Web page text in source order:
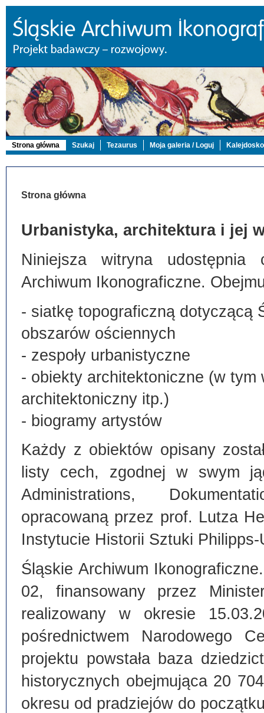
Strona główna Szukaj Tezaurus Moja galeria / Loguj
Strona główna
Urbanistyka, architektura i jej
Niniejsza witryna
Archiwum Ikonograficzne.
- siatkę topograficzną dotyczącą
obszarów ościennych
- zespoły urbanistyczne
- obiekty architektoniczne (w
architektoniczny itp.)
- biogramy artystów
Każdy z obiektów opisany
listy cech, zgodnej w swym
Administrations,
opracowaną przez prof. Lutza
Instytucie Historii Sztuki
Śląskie Archiwum
02, finansowany przez
realizowany w okresie
pośrednictwem Narodowego
projektu powstała baza
historycznych obejmująca 20
okresu od pradziejów do